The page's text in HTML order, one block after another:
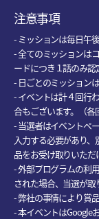
注意事項
- ミッションは毎日午
- 全てのミッションは
ードにつき１話のみ認
- 日ごとのミッション
- イベントは計４回行
合もございます。（各
- 当選者はイベントペ
入力する必要があり
品をお受け取りいただ
- 外部プログラムの利
された場合、当選が取
- 弊社の事情により賞
- 本イベントはGoogle